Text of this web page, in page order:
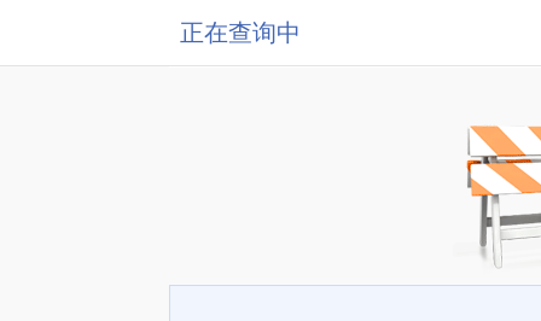
正在查询中